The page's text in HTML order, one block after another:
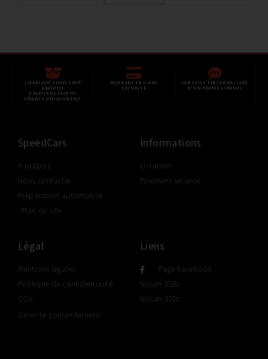
LIVRAISON SHOP2SHOP
GRATUITE
À PARTIR DE 350€ TTC
(FRANCE UNIQUEMENT)
PAIEMENT EN LIGNE
SÉCURISÉ
CONSEILS PERSONNALISÉS
D'UN PROFESSIONNEL
SpeedCars
A propos
Nous contacter
Préparation automobile
Plan du site
Informations
Livraison
Paiement sécurisé
Légal
Mentions légales
Politique de confidentialité
CGV
Gérer le consentement
Liens
Page Facebook
Nissan 350z
Nissan 370z